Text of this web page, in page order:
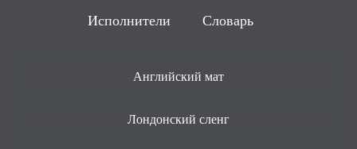
Исполнители Словарь
Английский мат
Лондонский сленг